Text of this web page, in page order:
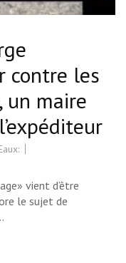
contre les
un maire
vient d’être
le sujet de